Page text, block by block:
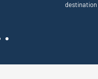
destination